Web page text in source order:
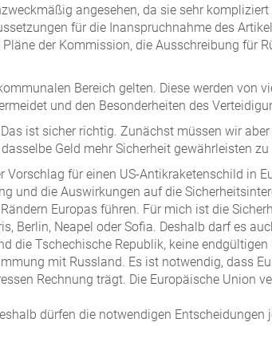
angesehen, da sie sehr
für die Inanspruchnahme des
der Kommission, die Ausschreibung für
Bereich gelten. Diese werden von
und den Besonderheiten des
ist sicher richtig. Zunächst müssen wir
Geld mehr Sicherheit gewährleisten zu
für einen US-Antikraketenschild in
die Auswirkungen auf die
Europas führen. Für mich ist die
Neapel oder Sofia. Deshalb darf es
Tschechische Republik, keine
mit Russland. Es ist notwendig, dass
Rechnung trägt. Die Europäische Union
dürfen die notwendigen